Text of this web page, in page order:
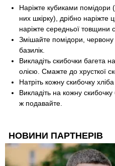
Наріжте кубиками
них шкірку), дрібно наріжте
наріжте середньої товщини
Змішайте помідори,
базилік.
Викладіть скибочки багета
олією. Смажте до хрусткої
Натріть кожну скибочку
Викладіть на кожну
ж подавайте.